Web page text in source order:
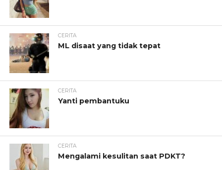
CERITA
ML disaat yang tidak tepat
CERITA
Yanti pembantuku
CERITA
Mengalami kesulitan saat PDKT?